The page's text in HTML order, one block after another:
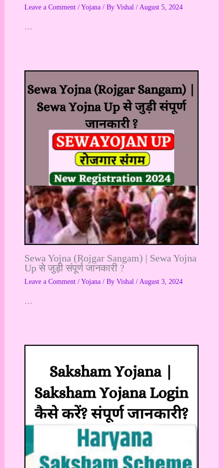
Leave a Comment / Yojana/ By Vishal / August 5, 2024
…
Sewa Yojna (Rojgar Sangam) | Sewa Yojna
Up से जुड़ी संपूर्ण जानकारी ?
Leave a Comment / Yojana/ By Vishal / August 3, 2024
…